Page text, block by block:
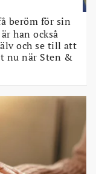
beröm för sin
han också
och se till att
nu när Sten &